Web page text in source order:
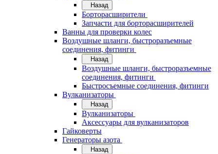
Назад
Борторасширители
Запчасти для борторасширителей
Ванны для проверки колес
Воздушные шланги, быстроразъемные
соединения, фитинги
Назад
Воздушные шланги, быстроразъемные
соединения, фитинги
Быстросъемные соединения, фитинги
Вулканизаторы
Назад
Вулканизаторы
Аксессуары для вулканизаторов
Гайковерты
Генераторы азота
Назад